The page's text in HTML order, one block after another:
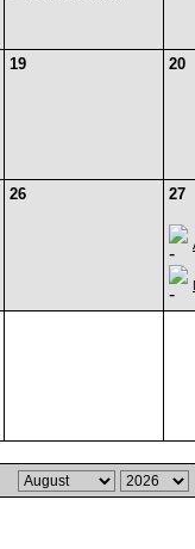
19 20
26 27